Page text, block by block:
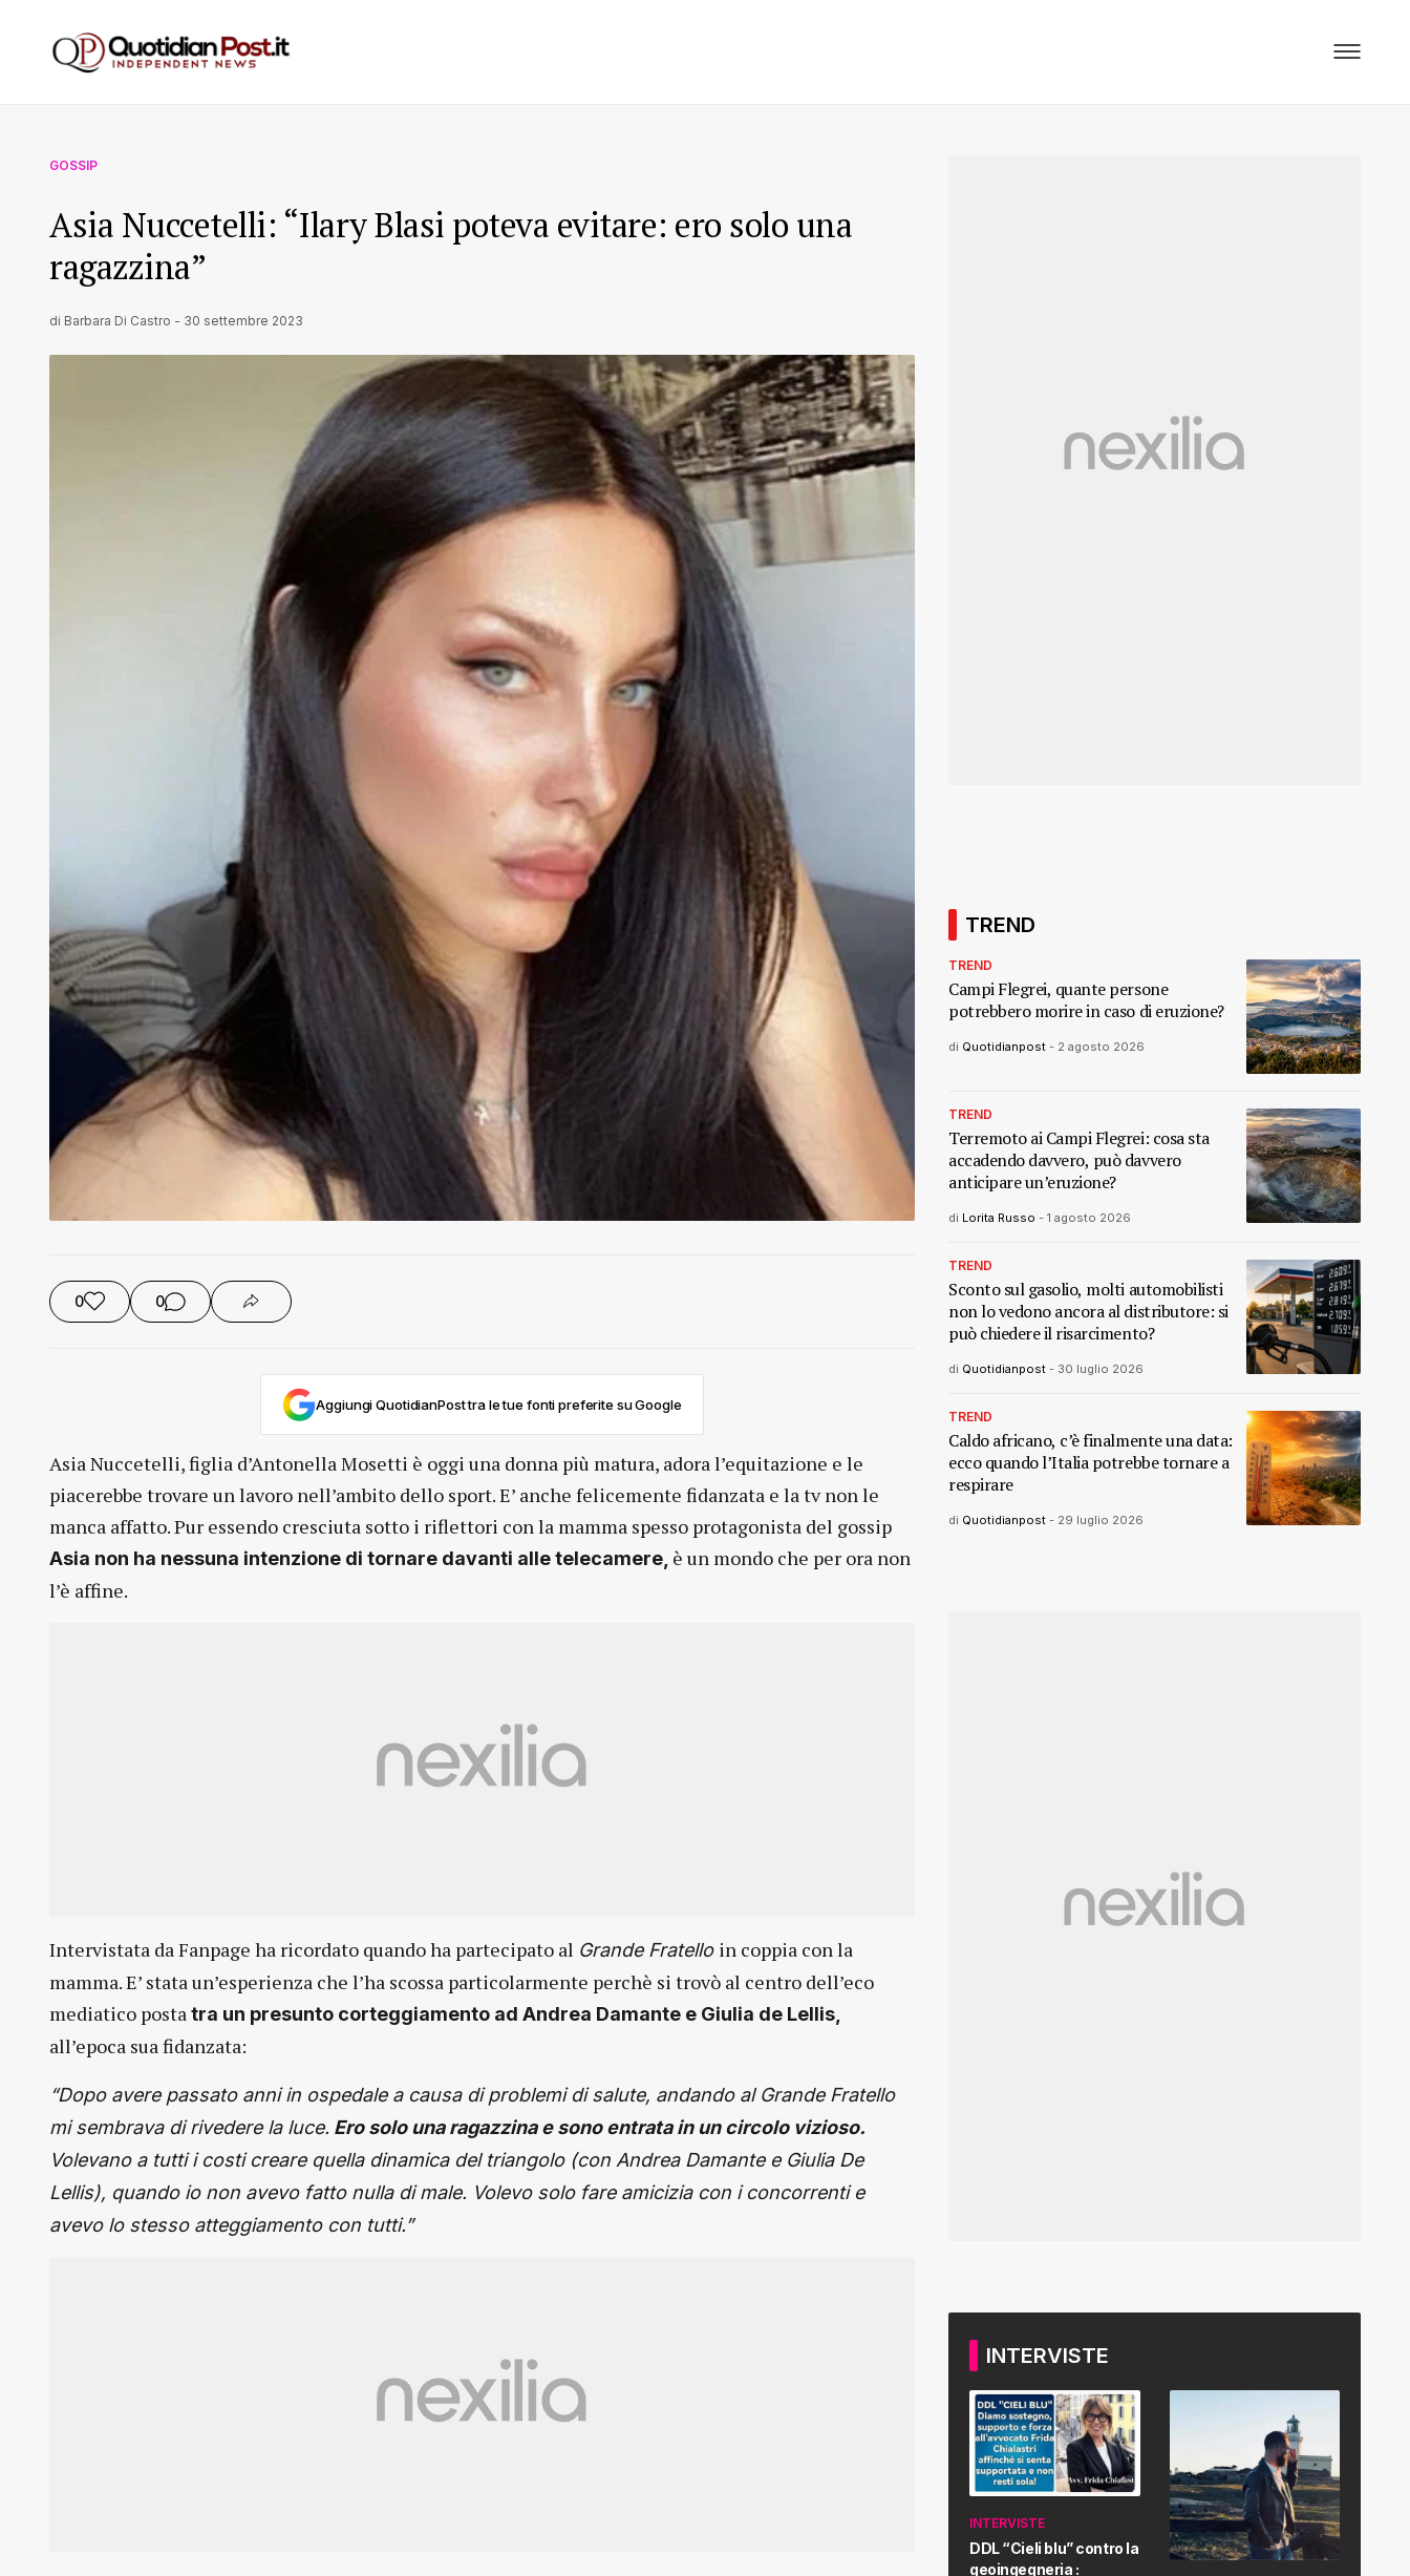
GOSSIP
Asia Nuccetelli: “Ilary Blasi poteva evitare: ero solo una
ragazzina”
di Barbara Di Castro - 30 settembre 2023
0 0
Aggiungi QuotidianPost tra le tue fonti preferite su Google
Asia Nuccetelli, figlia d’Antonella Mosetti è oggi una donna più matura, adora l’equitazione e le
piacerebbe trovare un lavoro nell’ambito dello sport. E’ anche felicemente fidanzata e la tv non le
manca affatto. Pur essendo cresciuta sotto i riflettori con la mamma spesso protagonista del gossip
Asia non ha nessuna intenzione di tornare davanti alle telecamere, è un mondo che per ora non
l’è affine.
Intervistata da Fanpage ha ricordato quando ha partecipato al Grande Fratello in coppia con la
mamma. E’ stata un’esperienza che l’ha scossa particolarmente perchè si trovò al centro dell’eco
mediatico postatra un presunto corteggiamento ad Andrea Damante e Giulia de Lellis,
all’epoca sua fidanzata:
“Dopo avere passato anni in ospedale a causa di problemi di salute, andando al Grande Fratello
mi sembrava di rivedere la luce. Ero solo una ragazzina e sono entrata in un circolo vizioso.
Volevano a tutti i costi creare quella dinamica del triangolo (con Andrea Damante e Giulia De
Lellis), quando io non avevo fatto nulla di male. Volevo solo fare amicizia con i concorrenti e
avevo lo stesso atteggiamento con tutti.”
TREND
TREND
Campi Flegrei, quante persone
potrebbero morire in caso di eruzione?
di Quotidianpost - 2 agosto 2026
TREND
Terremoto ai Campi Flegrei: cosa sta
accadendo davvero, può davvero
anticipare un’eruzione?
di Lorita Russo - 1 agosto 2026
TREND
Sconto sul gasolio, molti automobilisti
non lo vedono ancora al distributore: si
può chiedere il risarcimento?
di Quotidianpost - 30 luglio 2026
TREND
Caldo africano, c’è finalmente una data:
ecco quando l’Italia potrebbe tornare a
respirare
di Quotidianpost - 29 luglio 2026
INTERVISTE
INTERVISTE
DDL “Cieli blu” contro la
geoingegneria :